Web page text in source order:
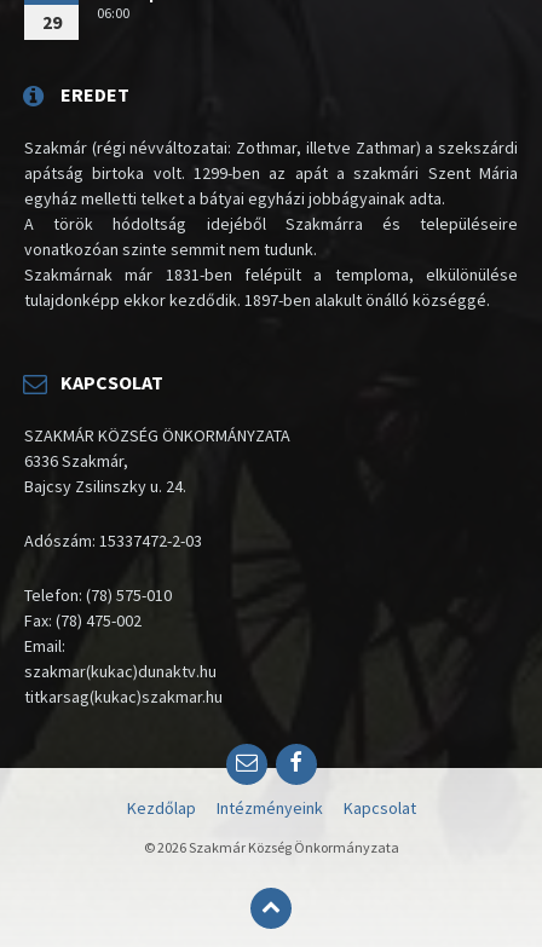
29 06:00
EREDET
Szakmár (régi névváltozatai: Zothmar, illetve Zathmar) a szekszárdi
apátság birtoka volt. 1299-ben az apát a szakmári Szent Mária
egyház melletti telket a bátyai egyházi jobbágyainak adta.
A török hódoltság idejéből Szakmárra és településeire
vonatkozóan szinte semmit nem tudunk.
Szakmárnak már 1831-ben felépült a temploma, elkülönülése
tulajdonképp ekkor kezdődik. 1897-ben alakult önálló községgé.
KAPCSOLAT
SZAKMÁR KÖZSÉG ÖNKORMÁNYZATA
6336 Szakmár,
Bajcsy Zsilinszky u. 24.
Adószám: 15337472-2-03
Telefon: (78) 575-010
Fax: (78) 475-002
Email:
szakmar(kukac)dunaktv.hu
titkarsag(kukac)szakmar.hu
EmailFacebook
Kezdőlap Intézményeink Kapcsolat
© 2026 Szakmár Község Önkormányzata